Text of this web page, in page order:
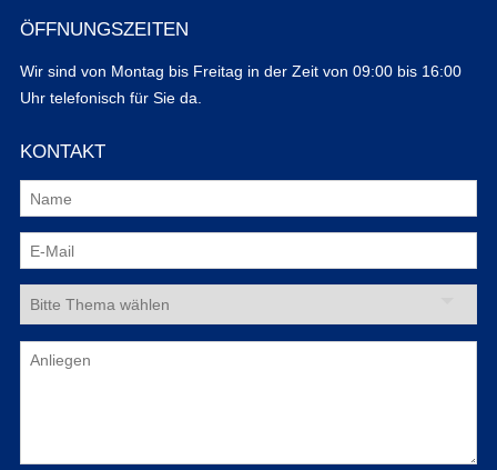
ÖFFNUNGSZEITEN
Wir sind von Montag bis Freitag in der Zeit von 09:00 bis 16:00
Uhr telefonisch für Sie da.
KONTAKT